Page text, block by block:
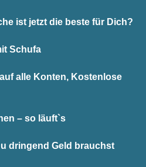
ist jetzt die beste für Dich?
Schufa
alle Konten, Kostenlose
– so läuft`s
dringend Geld brauchst